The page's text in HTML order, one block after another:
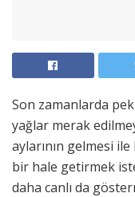
Son zamanlarda
yağlar merak
aylarının gelmesi
bir hale getirmek
daha canlı da